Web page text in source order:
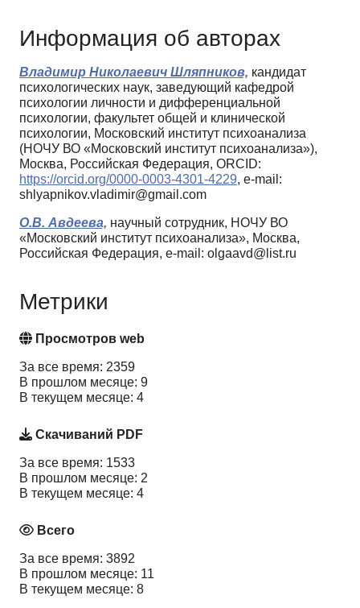
Информация об авторах
Владимир Николаевич Шляпников, кандидат
психологических наук, заведующий кафедрой
психологии личности и дифференциальной
психологии, факультет общей и клинической
психологии, Московский институт психоанализа
(НОЧУ ВО «Московский институт психоанализа»),
Москва, Российская Федерация, ORCID:
https://orcid.org/0000-0003-4301-4229, e-mail:
shlyapnikov.vladimir@gmail.com
О.В. Авдеева, научный сотрудник, НОЧУ ВО
«Московский институт психоанализа», Москва,
Российская Федерация, e-mail: olgaavd@list.ru
Метрики
Просмотров web
За все время: 2359
В прошлом месяце: 9
В текущем месяце: 4
Скачиваний PDF
За все время: 1533
В прошлом месяце: 2
В текущем месяце: 4
Всего
За все время: 3892
В прошлом месяце: 11
В текущем месяце: 8